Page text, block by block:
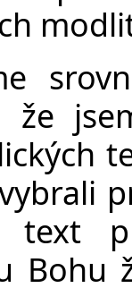
že
text
Bohu